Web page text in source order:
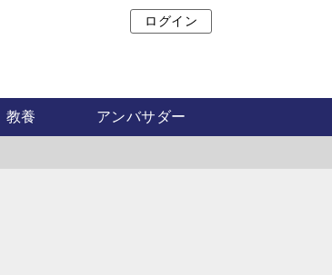
ログイン
教養 アンバサダー